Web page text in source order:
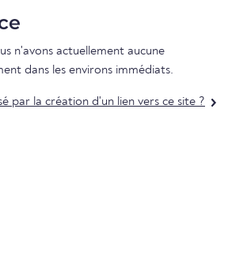
n'avons actuellement aucune
dans les environs immédiats.
par la création d'un lien vers ce site ?